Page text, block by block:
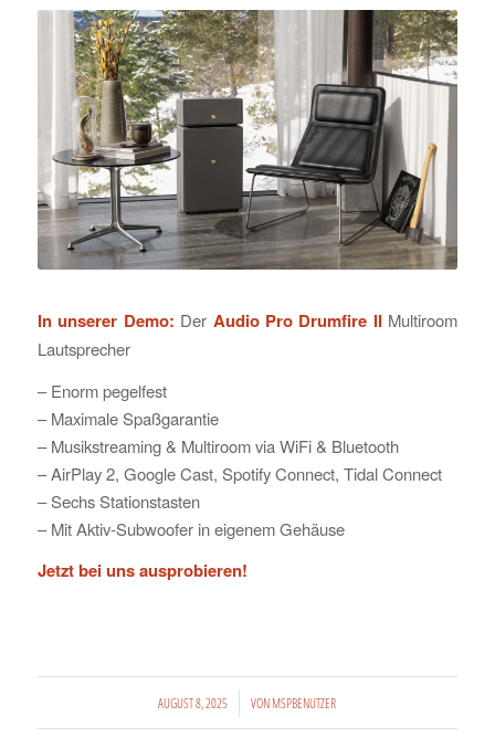
In unserer Demo: Der Audio Pro Drumfire IIMultiroom
Lautsprecher
– Enorm pegelfest
– Maximale Spaßgarantie
– Musikstreaming & Multiroom via WiFi & Bluetooth
– AirPlay 2, Google Cast, Spotify Connect, Tidal Connect
– Sechs Stationstasten
– Mit Aktiv-Subwoofer in eigenem Gehäuse
Jetzt bei uns ausprobieren!
AUGUST 8, 2025
/ VONMSPBENUTZER